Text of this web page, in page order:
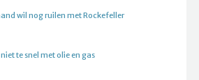
wil nog ruilen met Rockefeller
te snel met olie en gas